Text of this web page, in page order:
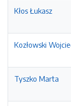
Kłos Łukasz
Kozłowski
Tyszko Marta